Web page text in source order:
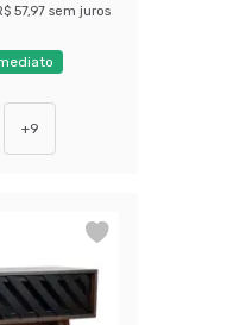
57,97 sem juros
+9